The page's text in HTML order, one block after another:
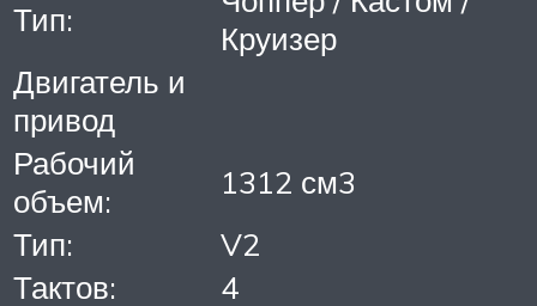
Тип:
Круизер
Двигатель и
привод
Рабочий
объем:
1312 см3
Тип:
V2
Тактов:
4